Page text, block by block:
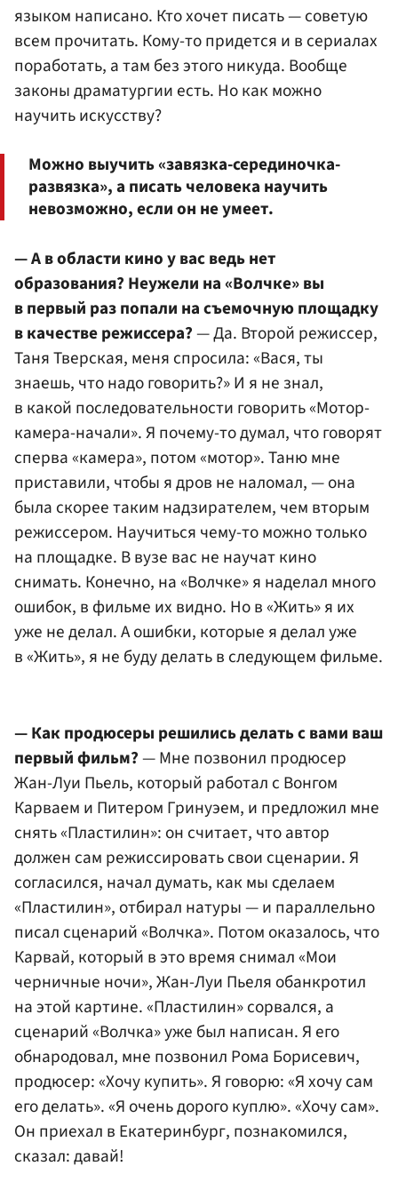
языком написано. Кто хочет писать — советую
всем прочитать. Кому-то придется и в сериалах
поработать, а там без этого никуда. Вообще
законы драматургии есть. Но как можно
научить искусству?
Можно выучить «завязка-серединочка-
развязка», а писать человека научить
невозможно, если он не умеет.
— А в области кино у вас ведь нет
образования? Неужели на «Волчке» вы
в первый раз попали на съемочную площадку
в качестве режиссера?— Да. Второй режиссер,
Таня Тверская, меня спросила: «Вася, ты
знаешь, что надо говорить?» И я не знал,
в какой последовательности говорить «Мотор-
камера-начали». Я почему-то думал, что говорят
сперва «камера», потом «мотор». Таню мне
приставили, чтобы я дров не наломал, — она
была скорее таким надзирателем, чем вторым
режиссером. Научиться чему-то можно только
на площадке. В вузе вас не научат кино
снимать. Конечно, на «Волчке» я наделал много
ошибок, в фильме их видно. Но в «Жить» я их
уже не делал. А ошибки, которые я делал уже
в «Жить», я не буду делать в следующем фильме.
— Как продюсеры решились делать с вами ваш
первый фильм?— Мне позвонил продюсер
Жан-Луи Пьель, который работал с Вонгом
Карваем и Питером Гринуэем, и предложил мне
снять «Пластилин»: он считает, что автор
должен сам режиссировать свои сценарии. Я
согласился, начал думать, как мы сделаем
«Пластилин», отбирал натуры — и параллельно
писал сценарий «Волчка». Потом оказалось, что
Карвай, который в это время снимал «Мои
черничные ночи», Жан-Луи Пьеля обанкротил
на этой картине. «Пластилин» сорвался, а
сценарий «Волчка» уже был написан. Я его
обнародовал, мне позвонил Рома Борисевич,
продюсер: «Хочу купить». Я говорю: «Я хочу сам
его делать». «Я очень дорого куплю». «Хочу сам».
Он приехал в Екатеринбург, познакомился,
сказал: давай!